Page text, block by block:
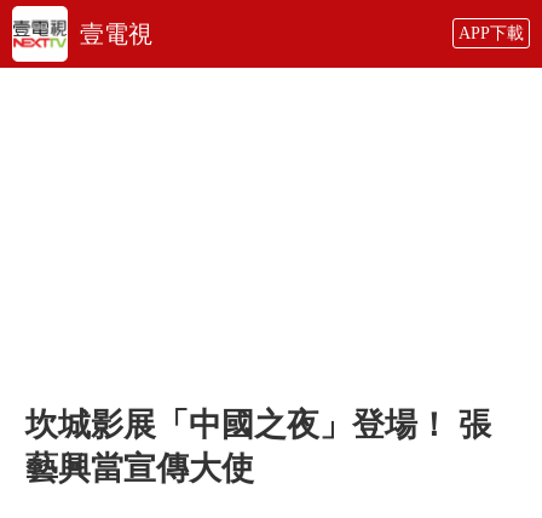
壹電視 APP下載
坎城影展「中國之夜」登場！ 張
藝興當宣傳大使